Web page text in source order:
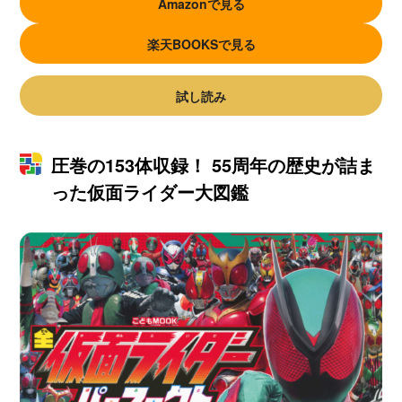
楽天BOOKSで見る
試し読み
圧巻の153体収録！ 55周年の歴史が詰ま
った仮面ライダー大図鑑